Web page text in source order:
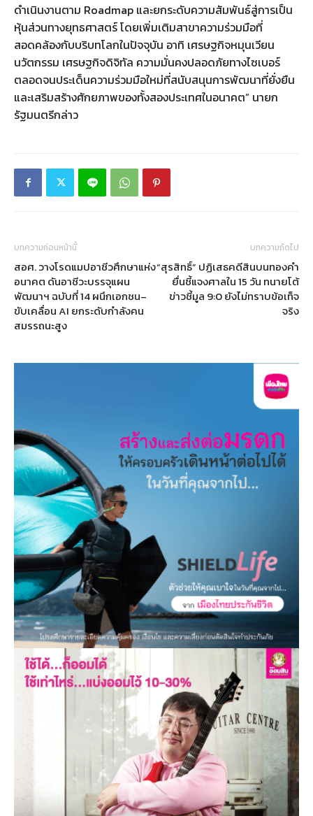
ดำเนินงานตาม Roadmap และยกระดับความสัมพันธ์สู่การเป็น
หุ้นส่วนทางยุทธศาสตร์ โดยเพิ่มเติมสาขาความร่วมมือที่
สอดคล้องกับบริบทโลกในปัจจุบัน อาทิ เศรษฐกิจหมุนเวียน
นวัตกรรม เศรษฐกิจดิจิทัล ความมั่นคงปลอดภัยทางไซเบอร์
ตลอดจนประเด็นความร่วมมือใหม่ที่สนับสนุนการพัฒนาที่ยั่งยืน
และเสริมสร้างศักยภาพของทั้งสองประเทศในอนาคต” นายก
รัฐมนตรีกล่าว
บทความก่อนหน้านี้
สอศ. วางโรดแมปอาชีวศึกษาแห่ง
อนาคต ดันอาชีวะบรรจุแผน
พัฒนาฯ ฉบับที่ 14 ผนึกเอกชน–
ขับเคลื่อน AI ยกระดับกำลังคน
สมรรถนะสูง
บทความถัดไป
“สุรสิทธิ์” ปฏิเสธคดีสินบนทองคำ
ยื่นชี้แจงศาลใน 15 วัน ทนายโต้
ข่าวชี้มูล 9:0 ยังไม่ทราบข้อเท็จ
จริง